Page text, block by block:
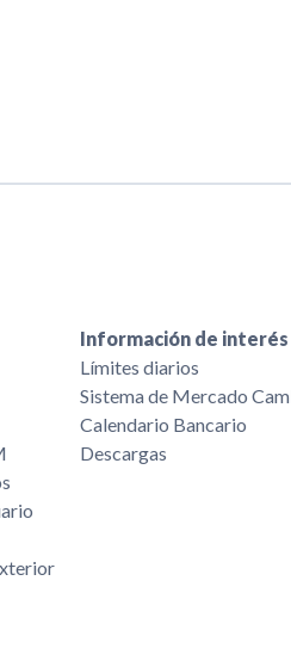
Información de interés
Límites diarios
Sistema de Mercado
Calendario Bancario
Descargas